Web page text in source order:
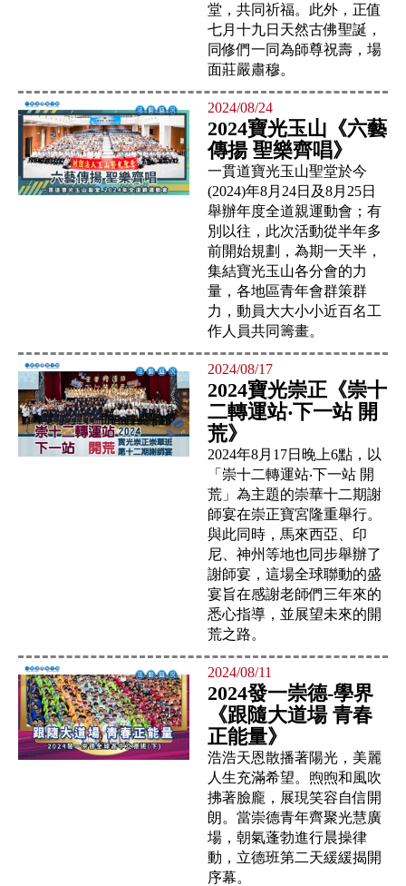
堂，共同祈福。此外，正值
七月十九日天然古佛聖誕，
同修們一同為師尊祝壽，場
面莊嚴肅穆。
2024/08/24
2024寶光玉山《六藝
傳揚 聖樂齊唱》
一貫道寶光玉山聖堂於今
(2024)年8月24日及8月25日
舉辦年度全道親運動會；有
別以往，此次活動從半年多
前開始規劃，為期一天半，
集結寶光玉山各分會的力
量，各地區青年會群策群
力，動員大大小小近百名工
作人員共同籌畫。
2024/08/17
2024寶光崇正《崇十
二轉運站‧下一站 開
荒》
2024年8月17日晚上6點，以
「崇十二轉運站‧下一站 開
荒」為主題的崇華十二期謝
師宴在崇正寶宮隆重舉行。
與此同時，馬來西亞、印
尼、神州等地也同步舉辦了
謝師宴，這場全球聯動的盛
宴旨在感謝老師們三年來的
悉心指導，並展望未來的開
荒之路。
2024/08/11
2024發一崇德-學界
《跟隨大道場 青春
正能量》
浩浩天恩散播著陽光，美麗
人生充滿希望。煦煦和風吹
拂著臉龐，展現笑容自信開
朗。當崇德青年齊聚光慧廣
場，朝氣蓬勃進行晨操律
動，立德班第二天緩緩揭開
序幕。